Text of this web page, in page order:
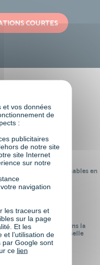
COURTES
des formations réalisables en
24 ans d'expérience dans la
formation professionnelle
et vos données
de
:
publicitaires
de notre site
site Internet
sur notre
navigation
les traceurs et
sur la page
Et les
l’utilisation de
par Google sont
ce lien